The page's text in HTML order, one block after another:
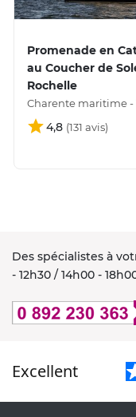
Promenade en
au Coucher de
Rochelle
Charente maritime -
4,8
Des spécialistes à
- 12h30 / 14h00 -
Excellent